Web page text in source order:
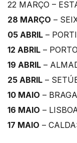
22 MARÇO –
28 MARÇO –
05 ABRIL –
12 ABRIL –
19 ABRIL –
25 ABRIL –
10 MAIO –
16 MAIO –
17 MAIO –